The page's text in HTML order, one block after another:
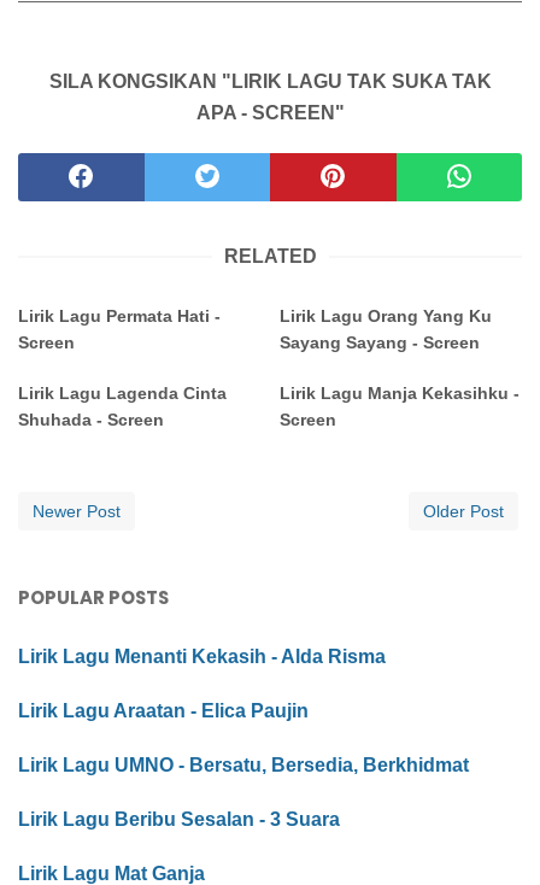
SILA KONGSIKAN "LIRIK LAGU TAK SUKA TAK
APA - SCREEN"
RELATED
Lirik Lagu Permata Hati -
Screen
Lirik Lagu Orang Yang Ku
Sayang Sayang - Screen
Lirik Lagu Lagenda Cinta
Shuhada - Screen
Lirik Lagu Manja Kekasihku -
Screen
Newer Post Older Post
POPULAR POSTS
Lirik Lagu Menanti Kekasih - Alda Risma
Lirik Lagu Araatan - Elica Paujin
Lirik Lagu UMNO - Bersatu, Bersedia, Berkhidmat
Lirik Lagu Beribu Sesalan - 3 Suara
Lirik Lagu Mat Ganja